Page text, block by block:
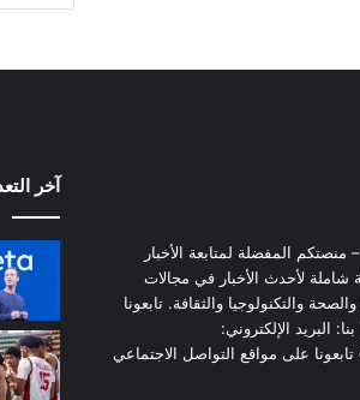
مرحبًا بكم في M24 Press – منصتكم المفضلة لمتابعة الأخبار
شاملة لأحدث الأخبار في مجالات
والتكنولوجيا والثقافة. تابعونا
البريد الإلكتروني:
تابعونا على مواقع التواصل الاجتماعي
آخر